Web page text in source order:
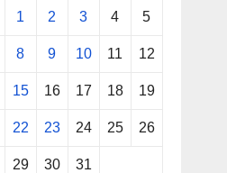
1 2 3 4 5
8 9 10 11 12
15 16 17 18 19
22 23 24 25 26
29 30 31